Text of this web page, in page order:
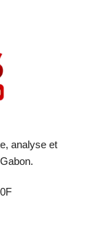
analyse et